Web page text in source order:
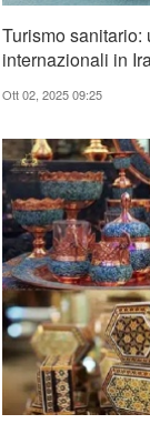
Turismo
internazionali in
Ott 02, 2025 09:25